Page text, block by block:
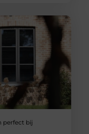
perfect bij